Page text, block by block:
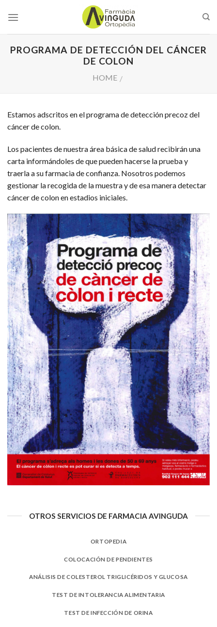
PROGRAMA DE DETECCIÓN DEL CÁNCER
DE COLON
HOME /
Estamos adscritos en el programa de detección precoz del
cáncer de colon.
Los pacientes de nuestra área básica de salud recibirán una
carta informándoles de que pueden hacerse la prueba y
traerla a su farmacia de confianza. Nosotros podemos
gestionar la recogida de la muestra y de esa manera detectar
cáncer de colon en estadios iniciales.
OTROS SERVICIOS DE FARMACIA AVINGUDA
ORTOPEDIA
COLOCACIÓN DE PENDIENTES
ANÁLISIS DE COLESTEROL TRIGLICÉRIDOS Y GLUCOSA
TEST DE INTOLERANCIA ALIMENTARIA
TEST DE INFECCIÓN DE ORINA